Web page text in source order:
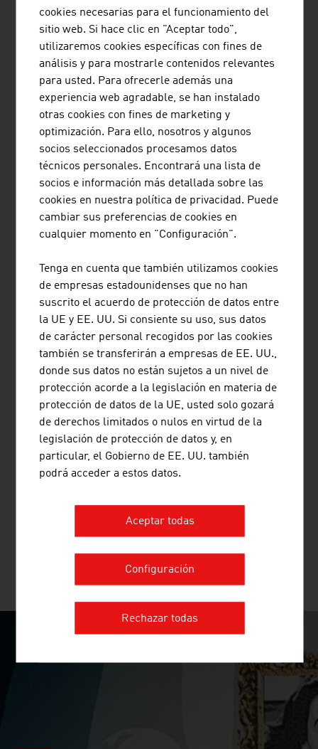
LCS CABLE CRANES GMBH
LCS – the Cable Crane Company | Austria Terrenos
escarpados, falta de infraestructuras y vías de
transporte pesado saturadas: LCS desarrolla soluciones
de grúas de cable a medida, diseñadas específicamente
para operar allí donde los sistemas de transporte
convencionales alcanzan sus límites.
AIR AMBULANCE TECHNOLOGY
GESELLSCHAFT M.B.H.
Air Ambulance Technology (AAT) ofrece soluciones
individualizadas para el equipamiento interior de
helicópteros y aviones en el ámbito del salvamento aéreo
y del transporte médico aéreo.
PLASSER & THEURER, EXPORT VON
BAHNBAUMASCHINEN, GESELLSCHAFT
M.B.H.
La empresa familiar austriaca Plasser & Theurer
establece estándares en la construcción de vías desde
máquinas a 110 países.
cookies necesarias para el funcionamiento del
sitio web. Si hace clic en "Aceptar todo",
utilizaremos cookies específicas con fines de
análisis y para mostrarle contenidos relevantes
para usted. Para ofrecerle además una
experiencia web agradable, se han instalado
otras cookies con fines de marketing y
optimización. Para ello, nosotros y algunos
socios seleccionados procesamos datos
técnicos personales. Encontrará una lista de
socios e información más detallada sobre las
cookies en nuestra política de privacidad. Puede
cambiar sus preferencias de cookies en
cualquier momento en "Configuración".
Tenga en cuenta que también utilizamos cookies
de empresas estadounidenses que no han
suscrito el acuerdo de protección de datos entre
la UE y EE. UU. Si consiente su uso, sus datos
de carácter personal recogidos por las cookies
también se transferirán a empresas de EE. UU.,
donde sus datos no están sujetos a un nivel de
protección acorde a la legislación en materia de
protección de datos de la UE, usted solo gozará
de derechos limitados o nulos en virtud de la
legislación de protección de datos y, en
particular, el Gobierno de EE. UU. también
podrá acceder a estos datos.
Aceptar todas
Configuración
Rechazar todas